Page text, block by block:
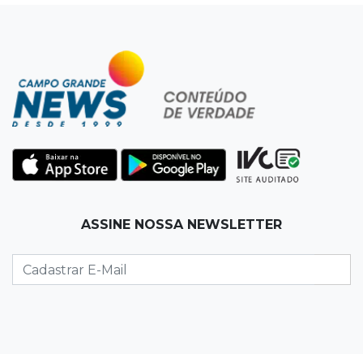
Celebração interativa
Quiz sobre história de Cassilândia marca festa
de 72 anos em praça no Centro
Ladário abre consulta para criação do Parque
Natural Pérola do Pantanal
Corumbá
vira personagem de livro
ASSINE NOSSA NEWSLETTER